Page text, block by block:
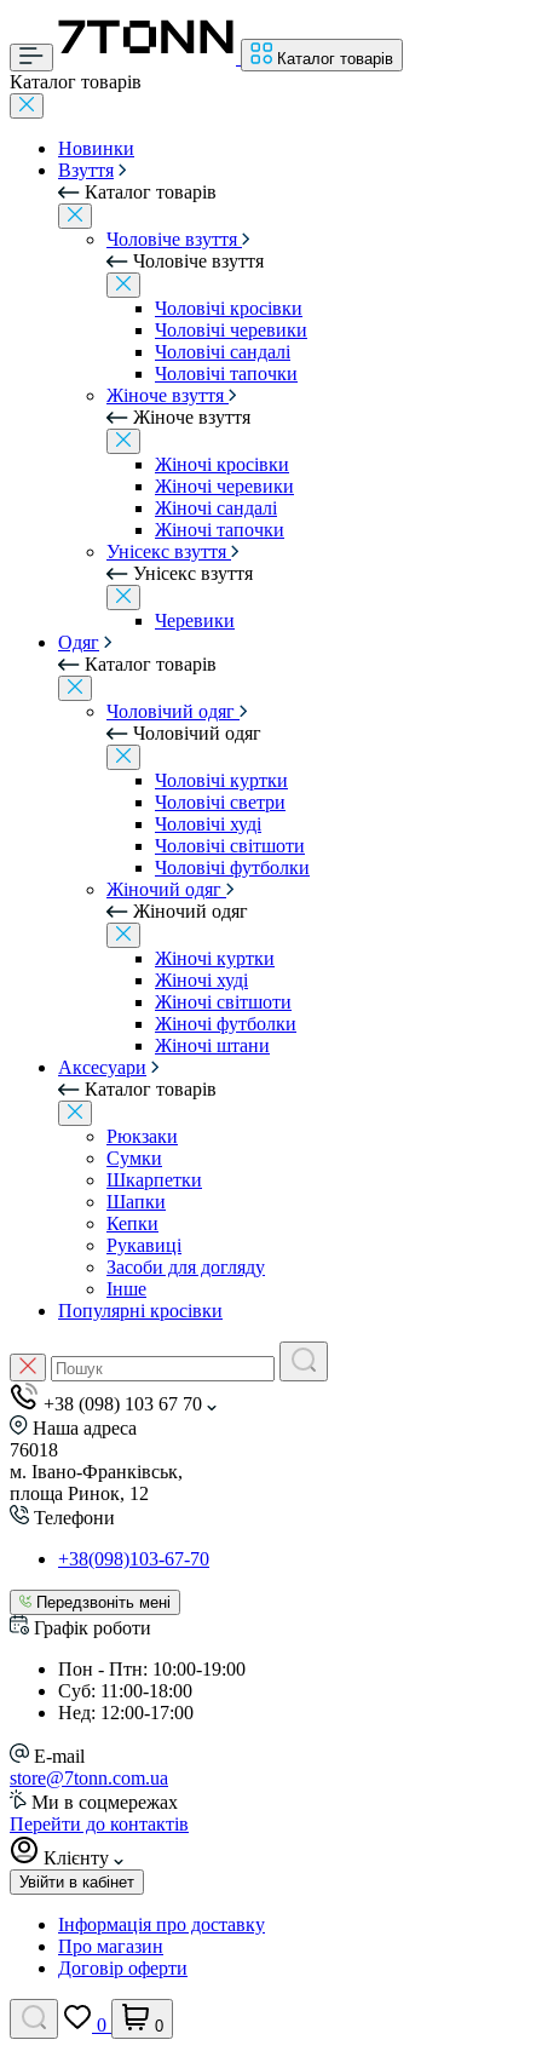
Каталог товарів
Каталог товарів
Новинки
Взуття
Каталог товарів
Чоловіче взуття
Чоловіче взуття
Чоловічі кросівки
Чоловічі черевики
Чоловічі сандалі
Чоловічі тапочки
Жіноче взуття
Жіноче взуття
Жіночі кросівки
Жіночі черевики
Жіночі сандалі
Жіночі тапочки
Унісекс взуття
Унісекс взуття
Черевики
Одяг
Каталог товарів
Чоловічий одяг
Чоловічий одяг
Чоловічі куртки
Чоловічі светри
Чоловічі худі
Чоловічі світшоти
Чоловічі футболки
Жіночий одяг
Жіночий одяг
Жіночі куртки
Жіночі худі
Жіночі світшоти
Жіночі футболки
Жіночі штани
Аксесуари
Каталог товарів
Рюкзаки
Сумки
Шкарпетки
Шапки
Кепки
Рукавиці
Засоби для догляду
Інше
Популярні кросівки
+38 (098) 103 67 70
Наша адреса
76018
м. Івано-Франківськ,
площа Ринок, 12
Телефони
+38(098)103-67-70
Передзвоніть мені
Графік роботи
Пон - Птн: 10:00-19:00
Суб: 11:00-18:00
Нед: 12:00-17:00
E-mail
store@7tonn.com.ua
Ми в соцмережах
Перейти до контактів
Клієнту
Увійти в кабінет
Інформація про доставку
Про магазин
Договір оферти
0 0